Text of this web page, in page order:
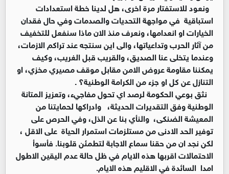
ونعود للاستفتار مرة اخرى، هل لدينا خطة استعدادات
استباقية في مواجهة التحديات والصدمات وفي حال فقدان
الخيارات او انعدامها، ونعرف منذ الان ماذا سنفعل للتخفيف
من آثار الحرب وتداعياتها، والى اين سنتجه عند تراكم الازمات،
وعندما يتخلى عنا الصديق، والقريب قبل الغريب، وكيف
يمكننا مقاومة عروض الامن مقابل موقف مصيري مخزي، او
التنازل عن كل او جزء من الكرامة الوطنية؟ .
نثق بوعي الحكومة لرصد اي تحول مفاجيء، وتعزيز المتانة
الوطنية وفق التقديرات الحديثة، وادراكها لحمايتنا من
المعيشة الضنكى، والنأي بنا عن الذل، وفي الحرص على
توفير الحد الادنى من مستلزمات استمرار الحياة على الاقل ،
لكن نجد ان من حقنا سماع الاجابة لتطمئن قلوبنا. فأسوأ
الاحتمالات اقربها هذه الايام في ظل حالة عدم اليقين الاطول
امدا السائدة في الاقليم هذه الايام.